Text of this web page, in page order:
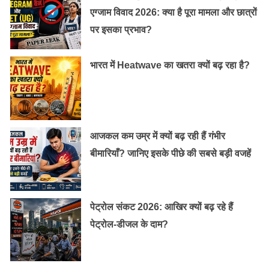
गर्भावस्था के शुरुआती दिनों में कच्चा पपीता और अनानास
खाने से बचना चाहिए। प्रसव के बाद इन फलों को खाया जा
सकता है।
कच्चे मांस और कच्चे अंडे में सालमोनेला और लिस्टेरिया
नाम के बैक्टीरिया पाए जाते हैं। ये बैक्टीरिया भ्रूण पर बुरा
एग्जाम विवाद 2026: क्या है पूरा मामला और छात्रों
पर इसका प्रभाव?
भारत में Heatwave का खतरा क्यों बढ़ रहा है?
आजकल कम उम्र में क्यों बढ़ रही हैं गंभीर
बीमारियाँ? जानिए इसके पीछे की सबसे बड़ी वजहें
पेट्रोल संकट 2026: आखिर क्यों बढ़ रहे हैं
पेट्रोल-डीजल के दाम?